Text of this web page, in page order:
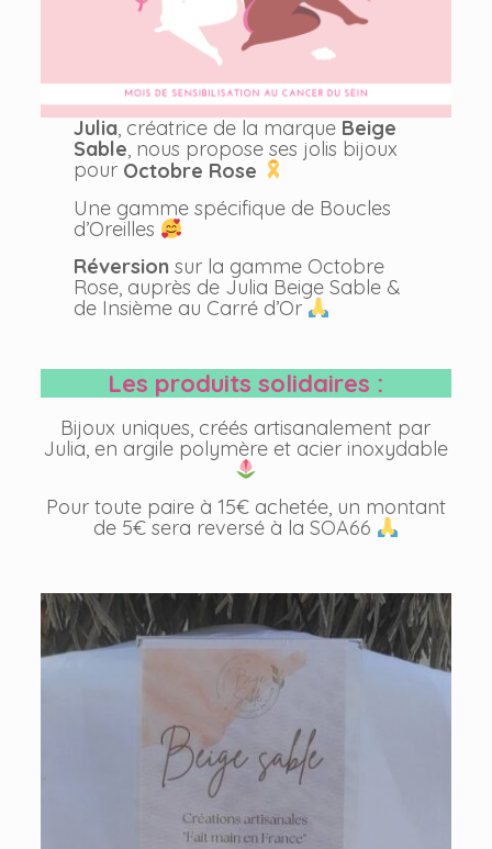
Julia, créatrice de la marque Beige
Sable, nous propose ses jolis bijoux
pour Octobre Rose
Une gamme spécifique de Boucles
d’Oreilles
Réversionsur la gamme Octobre
Rose, auprès de Julia Beige Sable &
de Insième au Carré d’Or
Les produits solidaires :
Bijoux uniques, créés artisanalement par
Julia, en argile polymère et acier inoxydable
Pour toute paire à 15€ achetée, un montant
de 5€ sera reversé à la SOA66